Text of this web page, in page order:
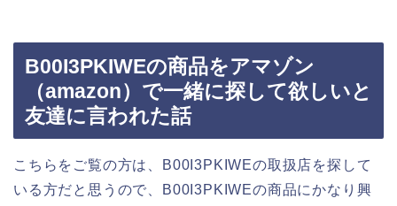
B00I3PKIWEの商品をアマゾン
（amazon）で一緒に探して欲しいと
友達に言われた話
こちらをご覧の方は、B00I3PKIWEの取扱店を探して
いる方だと思うので、B00I3PKIWEの商品にかなり興